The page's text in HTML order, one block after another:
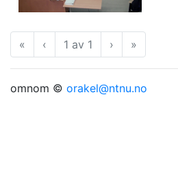
« Første
‹ Forrige
1 av 1 › Neste
»
omnom © orakel@ntnu.no